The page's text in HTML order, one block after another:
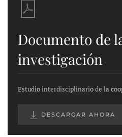
Documento de
investigación
Estudio interdisciplinario de la
DESCARGAR AHORA